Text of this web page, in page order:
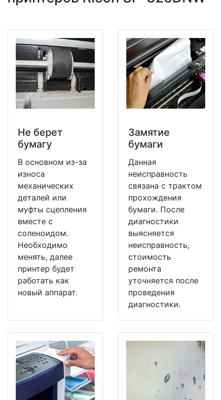
Не берет
бумагу
В основном из-за
износа
механических
деталей или
муфты сцепления
вместе с
соленоидом.
Необходимо
менять, далее
принтер будет
работать как
новый аппарат.
Замятие
бумаги
Данная
неисправность
связана с трактом
прохождения
бумаги. После
диагностики
выясняется
неисправность,
стоимость
ремонта
уточняется после
проведения
диагностики.